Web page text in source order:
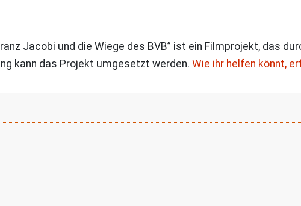
Jacobi und die Wiege des BVB” ist ein Filmprojekt, das
kann das Projekt umgesetzt werden. Wie ihr helfen könnt,